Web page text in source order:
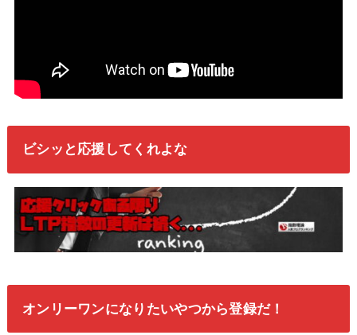
ビシッと応援してくれよな
オンリーワンになりたいやつから登録だ！